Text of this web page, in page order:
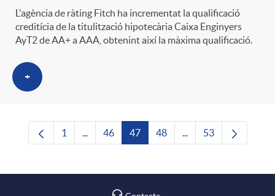
L'agència de ràting Fitch ha incrementat la qualificació
creditícia de la titulització hipotecària Caixa Enginyers
AyT2 de AA+ a AAA, obtenint així la màxima qualificació.
+
Pàgina
1 ...Pàgines intermèdies Utilitzeu TAB per
Pàgina
46 Pàgina
47 Pàgina
48 ...Pàgines intermèdies
Pàgina
53